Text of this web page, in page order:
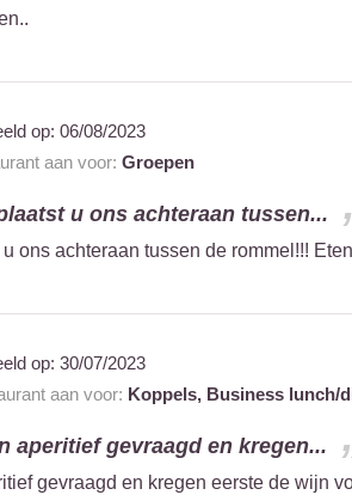
op: 06/08/2023
aan voor: Groepen
u ons achteraan tussen...
ons achteraan tussen de rommel!!!
op: 30/07/2023
aan voor: Koppels, Business lunch/
aperitief gevraagd en kregen...
gevraagd en kregen eerste de wijn